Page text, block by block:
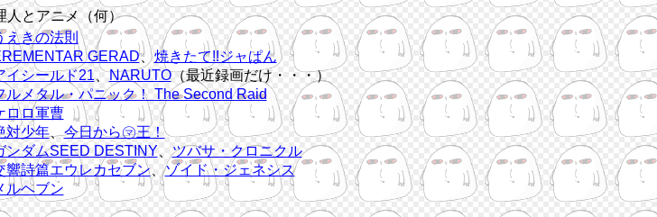
人とアニメ（何）
えきの法則
GERAD、焼きたて!!ジャぱん
イシールド21、NARUTO（最近録画だけ・・・）
ルメタル・パニック！ The Second Raid
ロロ軍曹
対少年、今日から㋮王！
ンダムSEED DESTINY、ツバサ・クロニクル
響詩篇エウレカセブン 、ゾイド・ジェネシス
ルヘブン